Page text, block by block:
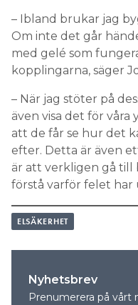
– Ibland brukar jag
Om inte det går
med gelé som
kopplingarna, säger
– När jag stöter på
även visa det för
att de får se hur det
efter. Detta är även
är att verkligen gå
förstå varför felet har
ELSÄKERHET
Nyhetsbrev
Prenumerera på vårt